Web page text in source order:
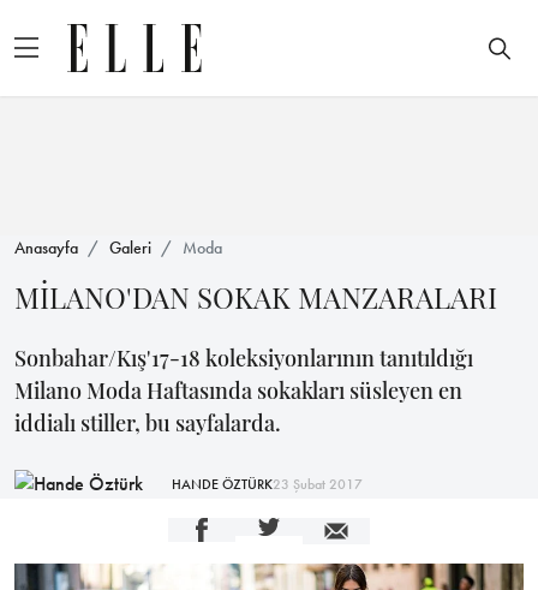
Anasayfa Galeri Moda
MİLANO'DAN SOKAK MANZARALARI
Sonbahar/Kış'17-18 koleksiyonlarının tanıtıldığı
Milano Moda Haftasında sokakları süsleyen en
iddialı stiller, bu sayfalarda.
HANDE ÖZTÜRK23 Şubat 2017